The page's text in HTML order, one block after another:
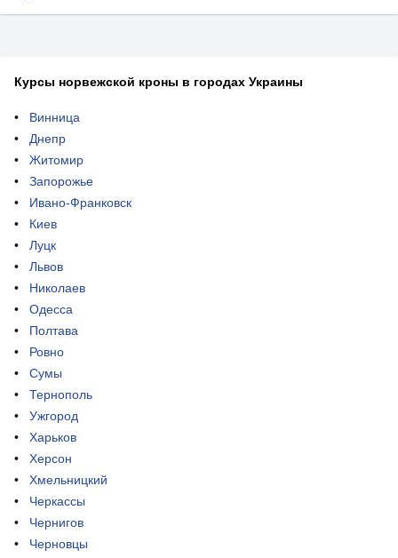
Курсы норвежской кроны в городах Украины
Винница
Днепр
Житомир
Запорожье
Ивано-Франковск
Киев
Луцк
Львов
Николаев
Одесса
Полтава
Ровно
Сумы
Тернополь
Ужгород
Харьков
Херсон
Хмельницкий
Черкассы
Чернигов
Черновцы